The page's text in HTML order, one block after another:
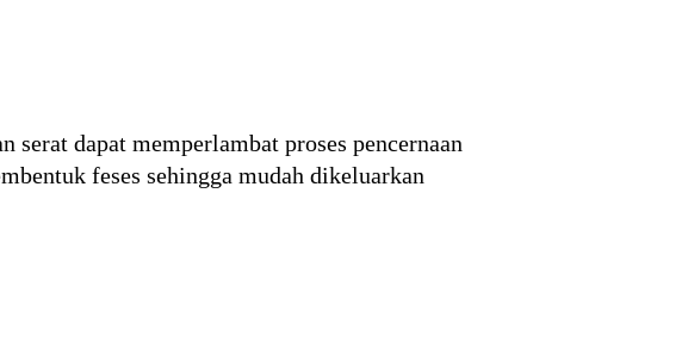
dapat memperlambat proses pencernaan
feses sehingga mudah dikeluarkan